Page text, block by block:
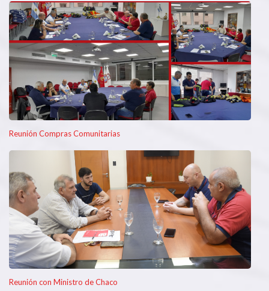
Reunión Compras Comunitarias
Reunión con Ministro de Chaco